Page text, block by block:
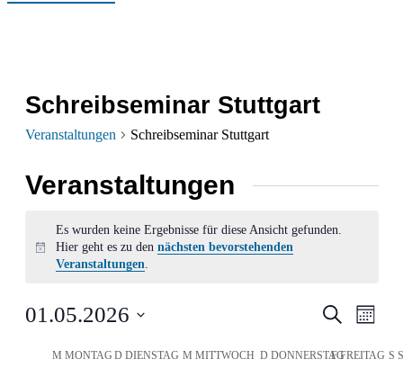
Schreibseminar Stuttgart
Veranstaltungen Schreibseminar Stuttgart
Veranstaltungen
Hinweis
Es wurden keine Ergebnisse für diese Ansicht gefunden.
Hier geht es zu dennächsten bevorstehenden
Veranstaltungen.
Suche
SucheMonat
01.05.2026
wählen.
Kalender
MMONTAG DDIENSTAG M MITTWOCH D DONNERSTAG
FFREITAG S